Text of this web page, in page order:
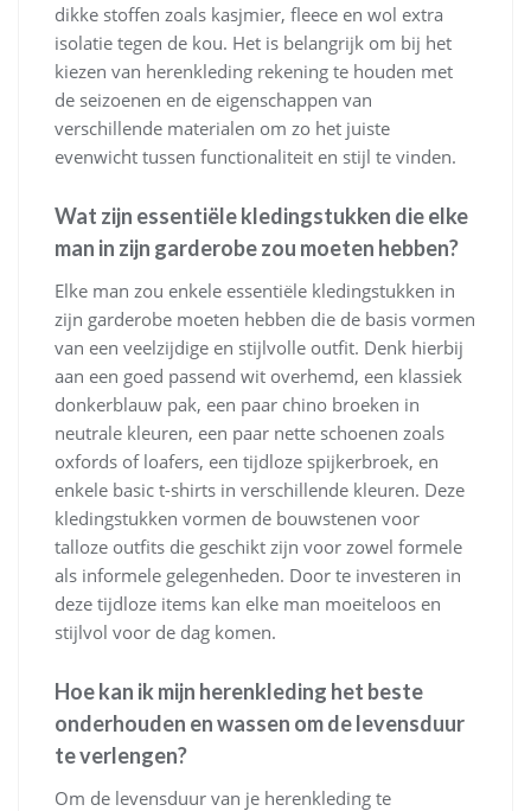
dikke stoffen zoals kasjmier, fleece en wol extra
isolatie tegen de kou. Het is belangrijk om bij het
kiezen van herenkleding rekening te houden met
de seizoenen en de eigenschappen van
verschillende materialen om zo het juiste
evenwicht tussen functionaliteit en stijl te vinden.
Wat zijn essentiële kledingstukken die elke
man in zijn garderobe zou moeten hebben?
Elke man zou enkele essentiële kledingstukken in
zijn garderobe moeten hebben die de basis vormen
van een veelzijdige en stijlvolle outfit. Denk hierbij
aan een goed passend wit overhemd, een klassiek
donkerblauw pak, een paar chino broeken in
neutrale kleuren, een paar nette schoenen zoals
oxfords of loafers, een tijdloze spijkerbroek, en
enkele basic t-shirts in verschillende kleuren. Deze
kledingstukken vormen de bouwstenen voor
talloze outfits die geschikt zijn voor zowel formele
als informele gelegenheden. Door te investeren in
deze tijdloze items kan elke man moeiteloos en
stijlvol voor de dag komen.
Hoe kan ik mijn herenkleding het beste
onderhouden en wassen om de levensduur
te verlengen?
Om de levensduur van je herenkleding te